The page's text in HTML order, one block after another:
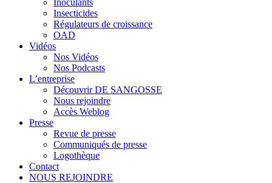
Inoculants
Insecticides
Régulateurs de croissance
OAD
Vidéos
Nos Vidéos
Nos Podcasts
L’entreprise
Découvrir DE SANGOSSE
Nous rejoindre
Accès Weblog
Presse
Revue de presse
Communiqués de presse
Logothèque
Contact
NOUS REJOINDRE